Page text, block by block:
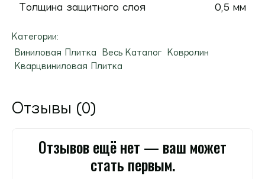
Толщина защитного слоя
0,5 мм
Категории:
Виниловая Плитка
Весь Каталог
Ковролин
Кварцвиниловая Плитка
Отзывы (0)
Отзывов ещё нет — ваш может
стать первым.